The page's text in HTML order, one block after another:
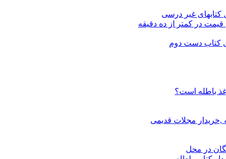
غیر درسی
قیمت در کمتر از ده دقیقه
کتاب دست دوم
باطله است؟
,خریدار مجلات قدیمی
در محل